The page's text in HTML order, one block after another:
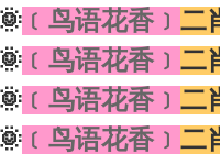
﹝鸟语花香﹞ 二
﹝鸟语花香﹞ 二
﹝鸟语花香﹞ 二
﹝鸟语花香﹞ 二